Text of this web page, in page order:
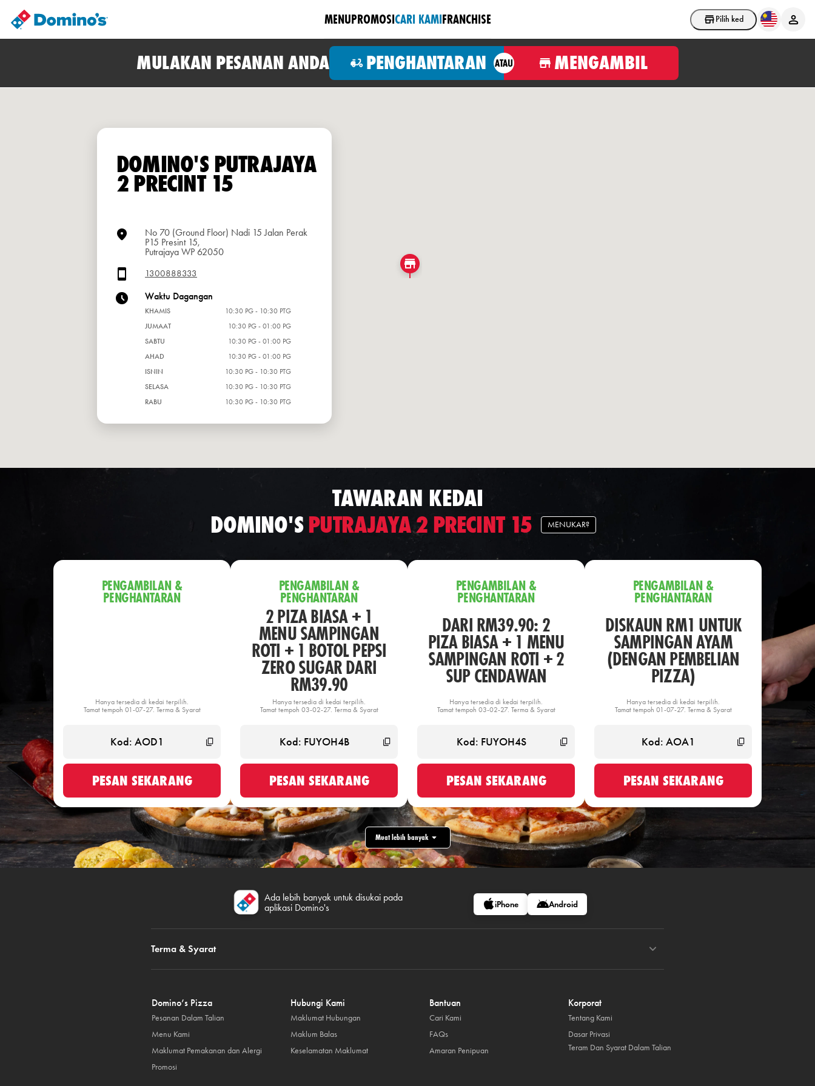
Pilih kedai
MENUPROMOSICARI KAMIFRANCHISE
MULAKAN PESANAN ANDA PENGHANTARAN ATAU MENGAMBIL
DOMINO'S PUTRAJAYA
2 PRECINT 15
No 70 (Ground Floor) Nadi 15 Jalan Perak
P15 Presint 15,
Putrajaya WP 62050
1300888333
Waktu Dagangan
KHAMIS
10:30 PG - 10:30 PTG
JUMAAT
10:30 PG - 01:00 PG
SABTU
10:30 PG - 01:00 PG
AHAD
10:30 PG - 01:00 PG
ISNIN
10:30 PG - 10:30 PTG
SELASA
10:30 PG - 10:30 PTG
RABU
10:30 PG - 10:30 PTG
TAWARAN KEDAI
DOMINO'SPUTRAJAYA 2 PRECINT 15 MENUKAR?
PENGAMBILAN &
PENGHANTARAN
Hanya tersedia di kedai terpilih.
Tamat tempoh 01-07-27. Terma & Syarat
PESAN SEKARANG
PENGAMBILAN &
PENGHANTARAN
2 PIZA BIASA + 1
MENU SAMPINGAN
ROTI + 1 BOTOL PEPSI
ZERO SUGAR DARI
RM39.90
Hanya tersedia di kedai terpilih.
Tamat tempoh 03-02-27. Terma & Syarat
PESAN SEKARANG
PENGAMBILAN &
PENGHANTARAN
DARI RM39.90: 2
PIZA BIASA + 1 MENU
SAMPINGAN ROTI + 2
SUP CENDAWAN
Hanya tersedia di kedai terpilih.
Tamat tempoh 03-02-27. Terma & Syarat
PESAN SEKARANG
PENGAMBILAN &
PENGHANTARAN
DISKAUN RM1 UNTUK
SAMPINGAN AYAM
(DENGAN PEMBELIAN
PIZZA)
Hanya tersedia di kedai terpilih.
Tamat tempoh 01-07-27. Terma & Syarat
PESAN SEKARANG
Muat lebih banyak
Ada lebih banyak untuk disukai pada
aplikasi Domino's
iPhone Android
Terma & Syarat
Domino’s Pizza
Pesanan Dalam Talian
Menu Kami
Maklumat Pemakanan dan Alergi
Promosi
Hubungi Kami
Maklumat Hubungan
Maklum Balas
Keselamatan Maklumat
Bantuan
Cari Kami
FAQs
Amaran Penipuan
Korporat
Tentang Kami
Dasar Privasi
Teram Dan Syarat Dalam Talian